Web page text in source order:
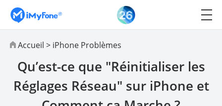
Accueil > iPhone Problèmes
Qu’est-ce que "Réinitialiser les
Réglages Réseau" sur iPhone et